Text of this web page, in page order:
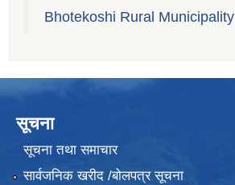
Bhotekoshi Rural Municipality
सूचना
सूचना तथा समाचार
सार्वजनिक खरीद /बोलपत्र सूचना